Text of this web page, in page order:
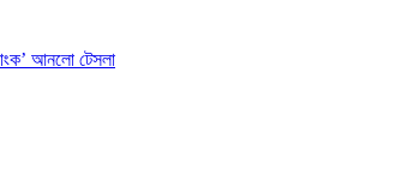
আনলো টেসলা